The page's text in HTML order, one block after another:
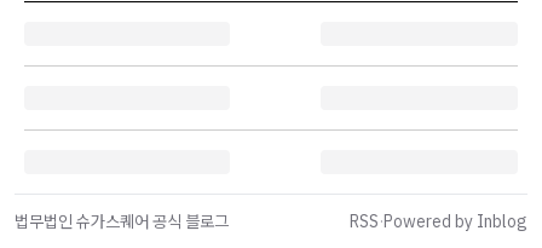
법무법인 슈가스퀘어 공식 블로그 RSS·Powered by Inblog